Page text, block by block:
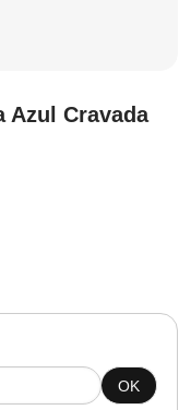
Azul Cravada
OK